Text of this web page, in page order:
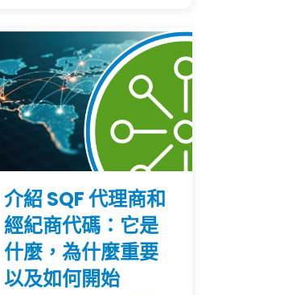
介紹 SQF 代理商和
經紀商代碼：它是
什麼，為什麼重要
以及如何開始